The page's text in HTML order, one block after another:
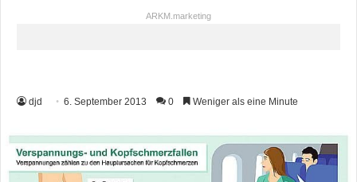
ARKM.marketing
djd 6. September 2013 0 Weniger als eine Minute